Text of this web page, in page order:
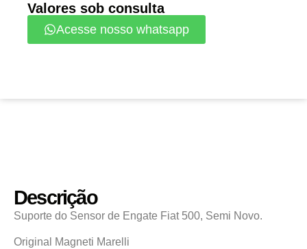
Valores sob consulta
Acesse nosso whatsapp
Descrição
Suporte do Sensor de Engate Fiat 500, Semi Novo.
Original Magneti Marelli